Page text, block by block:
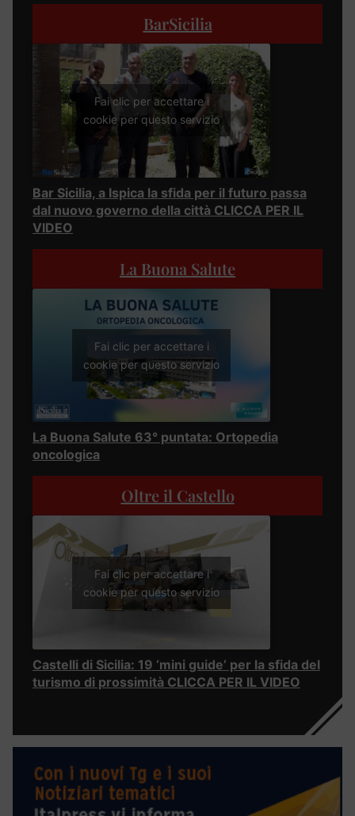
BarSicilia
Fai clic per accettare i
cookie per questo servizio
Bar Sicilia, a Ispica la sfida per il futuro passa
dal nuovo governo della città CLICCA PER IL
VIDEO
La Buona Salute
Fai clic per accettare i
cookie per questo servizio
La Buona Salute 63° puntata: Ortopedia
oncologica
Oltre il Castello
Fai clic per accettare i
cookie per questo servizio
Castelli di Sicilia: 19 ‘mini guide’ per la sfida del
turismo di prossimità CLICCA PER IL VIDEO